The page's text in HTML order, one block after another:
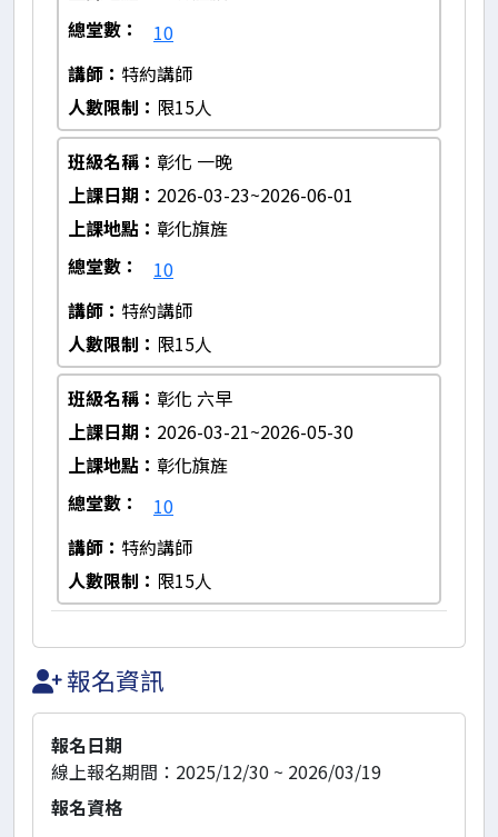
總堂數
10
講師
特約講師
人數限制
限15人
班級名稱
彰化 一晚
上課日期
2026-03-23~2026-06-01
上課地點
彰化旗旌
總堂數
10
講師
特約講師
人數限制
限15人
班級名稱
彰化 六早
上課日期
2026-03-21~2026-05-30
上課地點
彰化旗旌
總堂數
10
講師
特約講師
人數限制
限15人
報名資訊
報名日期
線上報名期間：2025/12/30 ~ 2026/03/19
報名資格